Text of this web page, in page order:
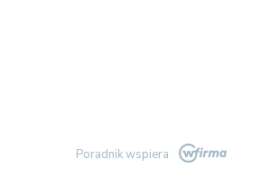
Poradnik wspiera